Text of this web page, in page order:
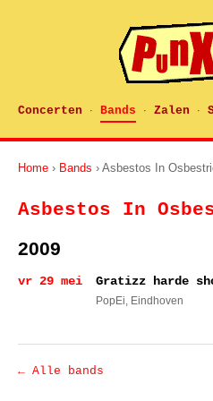
Concerten · Bands · Zalen ·
Home › Bands › Asbestos In
Asbestos In
2009
vr 29 mei Gratizz harde
PopEi, Eindhoven
← Alle bands